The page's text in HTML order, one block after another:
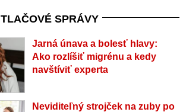
TLAČOVÉ SPRÁVY
Jarná únava a bolesť hlavy:
Ako rozlíšiť migrénu a kedy
navštíviť experta
Neviditeľný strojček na zuby po